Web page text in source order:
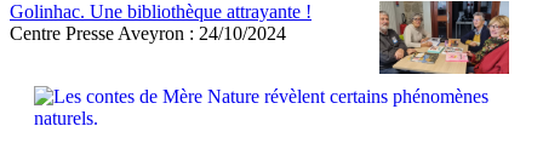
Golinhac. Une bibliothèque attrayante !
Centre Presse Aveyron : 24/10/2024